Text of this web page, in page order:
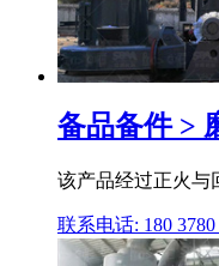
备品备件 >
该产品经过正火与
联系电话: 180 3780